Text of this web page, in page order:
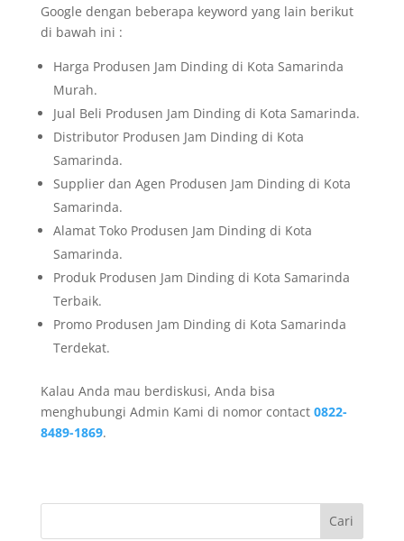
Google dengan beberapa keyword yang lain berikut
di bawah ini :
Harga Produsen Jam Dinding di Kota Samarinda
Murah.
Jual Beli Produsen Jam Dinding di Kota Samarinda.
Distributor Produsen Jam Dinding di Kota
Samarinda.
Supplier dan Agen Produsen Jam Dinding di Kota
Samarinda.
Alamat Toko Produsen Jam Dinding di Kota
Samarinda.
Produk Produsen Jam Dinding di Kota Samarinda
Terbaik.
Promo Produsen Jam Dinding di Kota Samarinda
Terdekat.
Kalau Anda mau berdiskusi, Anda bisa
menghubungi Admin Kami di nomor contact 0822-
8489-1869.